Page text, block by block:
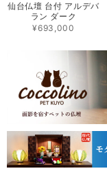
仙台仏壇 台付 アルデバ
ラン ダーク
¥693,000